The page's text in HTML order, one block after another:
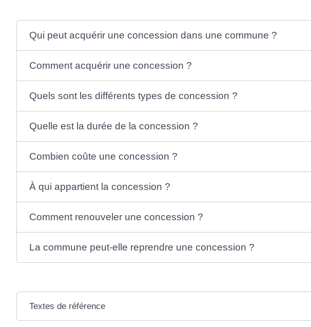
Qui peut acquérir une concession dans une commune ?
Comment acquérir une concession ?
Quels sont les différents types de concession ?
Quelle est la durée de la concession ?
Combien coûte une concession ?
À qui appartient la concession ?
Comment renouveler une concession ?
La commune peut-elle reprendre une concession ?
Textes de référence